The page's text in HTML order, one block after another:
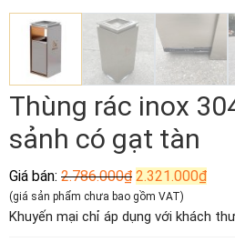
Thùng rác inox
sảnh có gạt tàn
Giá bán: 2.786.000₫ Giá
gốc
là:
2.786.000₫.
2.321.000₫Giá
hiện
là:
(giá sản phẩm chưa bao gồm VAT)
Khuyến mại chỉ áp dụng với khách